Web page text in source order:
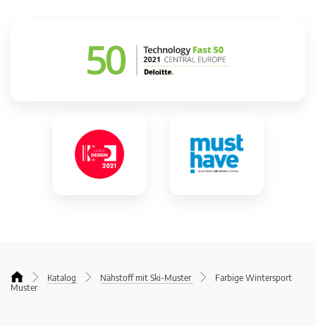
Katalog Nähstoff mit Ski-Muster
Farbige Wintersport
Muster